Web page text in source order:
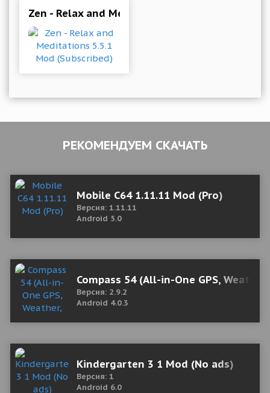
Zen - Relax and Meditations 5.5.1 Mod
РЕКОМЕНДУЕМ СКАЧАТЬ
Mobile C64 1.11.11 Mod (Pro)
Версия: 1.11.11
Android 5.0
Compass 54 (All-in-One GPS,
Версия: 2.9.2
Android 4.0.3
Kindergarten 3 1 Mod (No ads)
Версия: 1
Android 6.0